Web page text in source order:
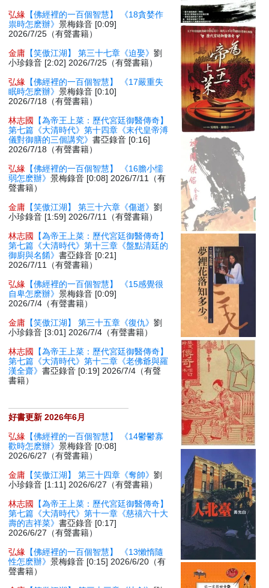
弘緣 【佛經裡的一百個智慧】 《18貪婪作
祟時怎麽辦》景梅錄音 [0:09]
2026/7/25（有聲書籍）
金庸 【笑傲江湖】 第三十七章《迫娶》劉
小珍錄音 [2:02] 2026/7/25（有聲書籍）
弘緣 【佛經裡的一百個智慧】 《17嚴重失
眠時怎麽辦》景梅錄音 [0:10]
2026/7/18（有聲書籍）
林志國
【為帝王上菜：歷代宮廷御醫傳奇】
第七篇《大清時代》第十四章《末代皇帝溥
儀對御膳的三個講究》書亞錄音 [0:16]
2026/7/18（有聲書籍）
弘緣 【佛經裡的一百個智慧】 《16膽小懦
弱怎麽辦》景梅錄音 [0:08] 2026/7/11（有
聲書籍）
金庸 【笑傲江湖】 第三十六章《傷逝》劉
小珍錄音 [1:59] 2026/7/11（有聲書籍）
林志國
【為帝王上菜：歷代宮廷御醫傳奇】
第七篇《大清時代》第十三章《盤點清廷的
御廚與名餚》書亞錄音 [0:21]
2026/7/11（有聲書籍）
弘緣 【佛經裡的一百個智慧】 《15感覺很
自卑怎麽辦》景梅錄音 [0:09]
2026/7/4（有聲書籍）
金庸 【笑傲江湖】 第三十五章《復仇》劉
小珍錄音 [3:01] 2026/7/4（有聲書籍）
林志國
【為帝王上菜：歷代宮廷御醫傳奇】
第七篇《大清時代》第十二章《老佛爺與羅
漢全齋》書亞錄音 [0:19] 2026/7/4（有聲
書籍）
好書更新 2026年6月
弘緣 【佛經裡的一百個智慧】 《14鬱鬱寡
歡時怎麽辦》景梅錄音 [0:08]
2026/6/27（有聲書籍）
金庸 【笑傲江湖】 第三十四章《奪帥》劉
小珍錄音 [1:11] 2026/6/27（有聲書籍）
林志國
【為帝王上菜：歷代宮廷御醫傳奇】
第七篇《大清時代》第十一章《慈禧六十大
壽的吉祥菜》書亞錄音 [0:17]
2026/6/27（有聲書籍）
弘緣 【佛經裡的一百個智慧】 《13懶惰隨
性怎麽辦》景梅錄音 [0:15] 2026/6/20（有
聲書籍）